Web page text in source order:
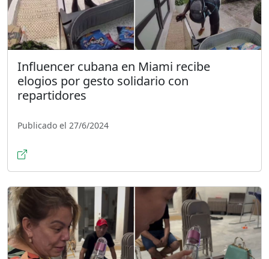
Influencer cubana en Miami recibe
elogios por gesto solidario con
repartidores
Publicado el 27/6/2024